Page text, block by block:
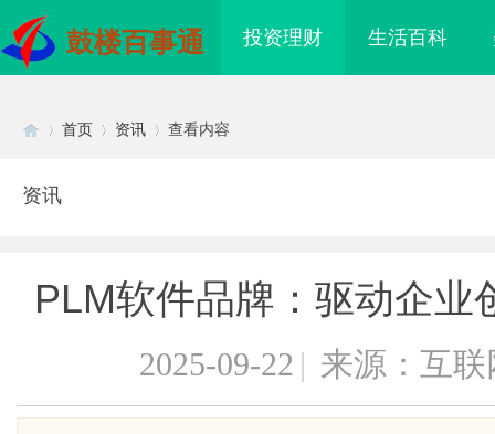
鼓楼百事通 投资理财 生活百科
首页 资讯 查看内容
资讯
PLM软件品牌：驱动企业
2025-09-22 | 来源：互联